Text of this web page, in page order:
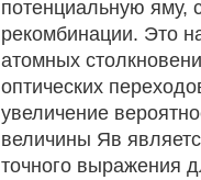
потенциальную яму,
рекомбинации. Это
атомных
оптических
увеличение
величины Яв
точного выражения